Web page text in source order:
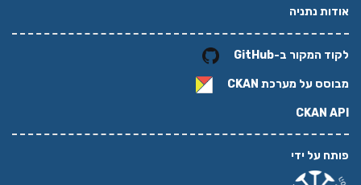
אודות נתניה
לקוד המקור ב-GitHub
מבוסס על מערכת CKAN
CKAN API
פותח על ידי